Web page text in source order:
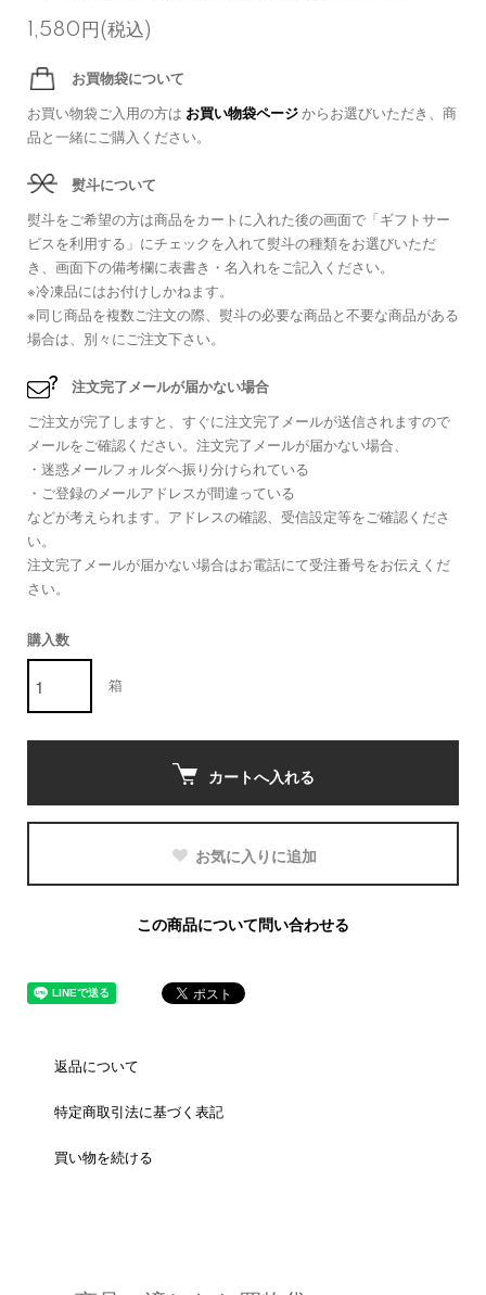
1,580円(税込)
お買物袋について
お買い物袋ご入用の方は お買い物袋ページ からお選びいただき、商
品と一緒にご購入ください。
熨斗について
熨斗をご希望の方は商品をカートに入れた後の画面で「ギフトサー
ビスを利用する」にチェックを入れて熨斗の種類をお選びいただ
き、画面下の備考欄に表書き・名入れをご記入ください。
※冷凍品にはお付けしかねます。
※同じ商品を複数ご注文の際、熨斗の必要な商品と不要な商品がある
場合は、別々にご注文下さい。
注文完了メールが届かない場合
ご注文が完了しますと、すぐに注文完了メールが送信されますので
メールをご確認ください。注文完了メールが届かない場合、
・迷惑メールフォルダへ振り分けられている
・ご登録のメールアドレスが間違っている
などが考えられます。アドレスの確認、受信設定等をご確認くださ
い。
注文完了メールが届かない場合はお電話にて受注番号をお伝えくだ
さい。
購入数
箱
カートへ入れる
お気に入りに追加
この商品について問い合わせる
返品について
特定商取引法に基づく表記
買い物を続ける